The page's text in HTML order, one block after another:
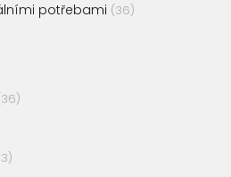
potřebami (36)